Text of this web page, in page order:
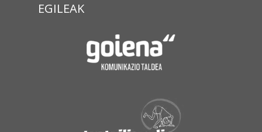
EGILEAK